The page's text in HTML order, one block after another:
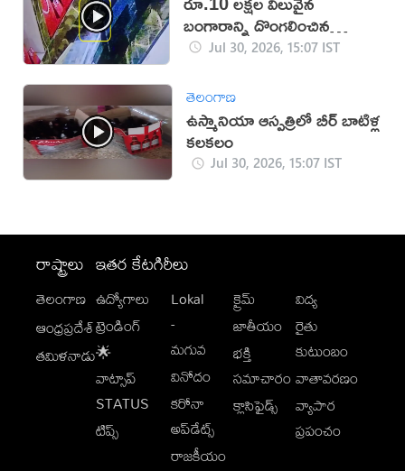
బంగారాన్ని దొంగలించిన
‘ఎలుక’ (వీడియో)
Jul 30, 2026, 15:07 IST
తెలంగాణ
ఉస్మానియా ఆస్పత్రిలో బీర్ బాటిళ్ల
కలకలం
Jul 30, 2026, 15:07 IST
రాష్ట్రాలు
తెలంగాణ
ఆంధ్రప్రదేశ్
తమిళనాడు
ఇతర కేటగిరీలు
ఉద్యోగాలు
ట్రెండింగ్
🌟
వాట్సాప్
STATUS
టిప్స్
Lokal
-
మగువ
వినోదం
కరోనా
అప్‌డేట్స్
రాజకీయం
క్రైమ్
జాతీయం
భక్తి
సమాచారం
క్లాసిఫైడ్స్
విద్య
రైతు
కుటుంబం
వాతావరణం
వ్యాపార
ప్రపంచం